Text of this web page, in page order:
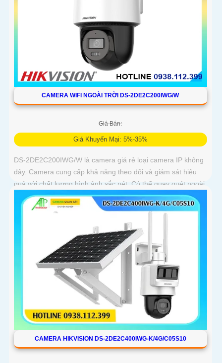
CAMERA WIFI NGOÀI TRỜI DS-2DE2C200IWG/W
Giá Bán:
Giá Khuyến Mại: 5%-35%
DS-2DE2C200IWG/W là camera giá rẻ loại camera IP không
dây. Camera cung cấp khả năng theo dõi và giám sát hiệu
quả với chất lượng hình ảnh sắc nét. Có thể quay quét ngoài
trời...
CAMERA HIKVISION DS-2DE2C400IWG-K/4G/C05S10